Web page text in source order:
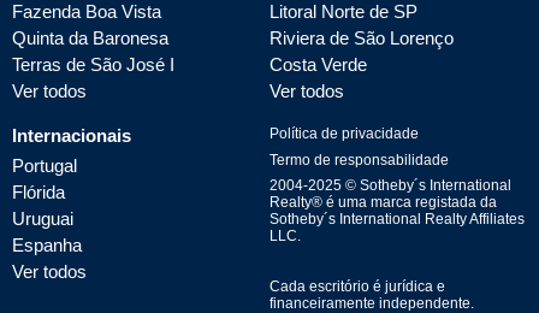
Fazenda Boa Vista
Quinta da Baronesa
Terras de São José I
Ver todos
Litoral Norte de SP
Riviera de São Lorenço
Costa Verde
Ver todos
Internacionais
Portugal
Flórida
Uruguai
Espanha
Ver todos
Política de privacidade
Termo de responsabilidade
2004-2025 © Sotheby´s International
Realty® é uma marca registada da
Sotheby´s International Realty Affiliates
LLC.
Cada escritório é jurídica e
financeiramente independente.